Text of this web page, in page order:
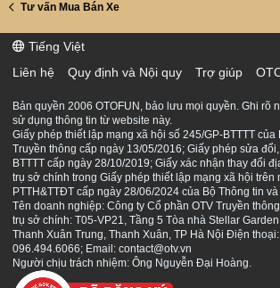
Tư vấn Mua Bán Xe
Tiếng Việt
Liên hệ
Quy định và Nội quy Trợ giúp
Bản quyền 2006 OTOFUN, bảo lưu mọi quyền. Ghi rõ
sử dụng thông tin từ website này.
Giấy phép thiết lập mạng xã hội số 245/GP-BTTTT của
Truyền thông cấp ngày 13/05/2016; Giấy phép sửa
BTTTT cấp ngày 28/10/2019; Giấy xác nhận thay đổi
trụ sở chính trong Giấy phép thiết lập mạng xã hội trên
PTTH&TTĐT cấp ngày 28/06/2024 của Bộ Thông tin
Tên doanh nghiệp: Công ty Cổ phần OTV Truyền
trụ sở chính: T05-VP21, Tầng 5 Tòa nhà Stellar
Thanh Xuân Trung, Thanh Xuân, TP Hà Nội Điện
096.494.6066; Email: contact@otv.vn
Người chịu trách nhiệm: Ông Nguyễn Đại Hoàng.